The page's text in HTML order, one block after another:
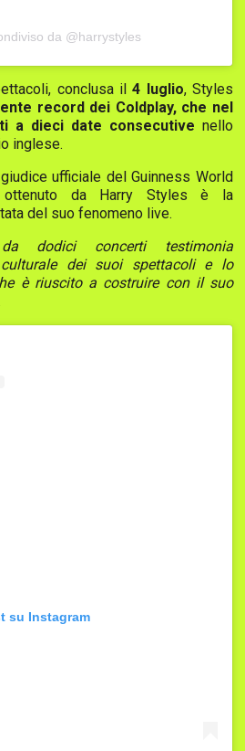
da @harrystyles
conclusa il4 luglio, Styles
record dei Coldplay, che nel
a dieci date consecutive nello
inglese.
ufficiale del Guinness World
ottenuto da Harry Styles è la
del suo fenomeno live.
dodici concerti testimonia
culturale dei suoi spettacoli e lo
è riuscito a costruire con il suo
su Instagram